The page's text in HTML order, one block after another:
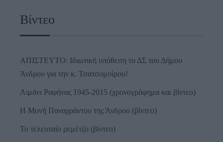
Βίντεο
ΑΠΙΣΤΕΥΤΟ: Ιδιωτική υπόθεση το ΔΣ του Δήμου
Άνδρου για την κ. Τσατσομοίρου!
Λιμάνι Ραφήνας 1945-2015 (χρονογράφημα και βίντεο)
Η Μονή Παναχράντου της Άνδρου (βίντεο)
Το τελευταίο ρεμέτζο (βίντεο)